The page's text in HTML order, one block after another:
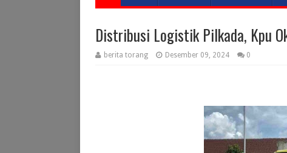
Distribusi Logistik Pilkada, Kpu
berita torang Desember 09, 2024 0